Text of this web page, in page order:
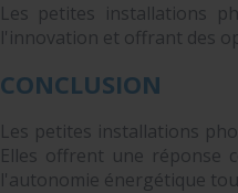
Les petites installations
l'innovation et offrant des
CONCLUSION
Les petites installations
Elles offrent une réponse
l'autonomie énergétique